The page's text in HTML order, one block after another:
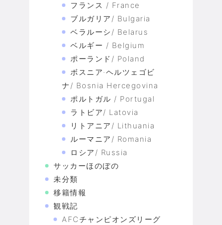
フランス / France
ブルガリア/ Bulgaria
ベラルーシ/ Belarus
ベルギー / Belgium
ポーランド/ Poland
ボスニア·ヘルツェゴビ
ナ/ Bosnia Hercegovina
ポルトガル / Portugal
ラトビア/ Latovia
リトアニア/ Lithuania
ルーマニア/ Romania
ロシア/ Russia
サッカーほのぼの
未分類
移籍情報
観戦記
AFCチャンピオンズリーグ